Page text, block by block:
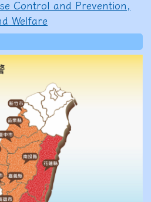
Control and Prevention,
Welfare